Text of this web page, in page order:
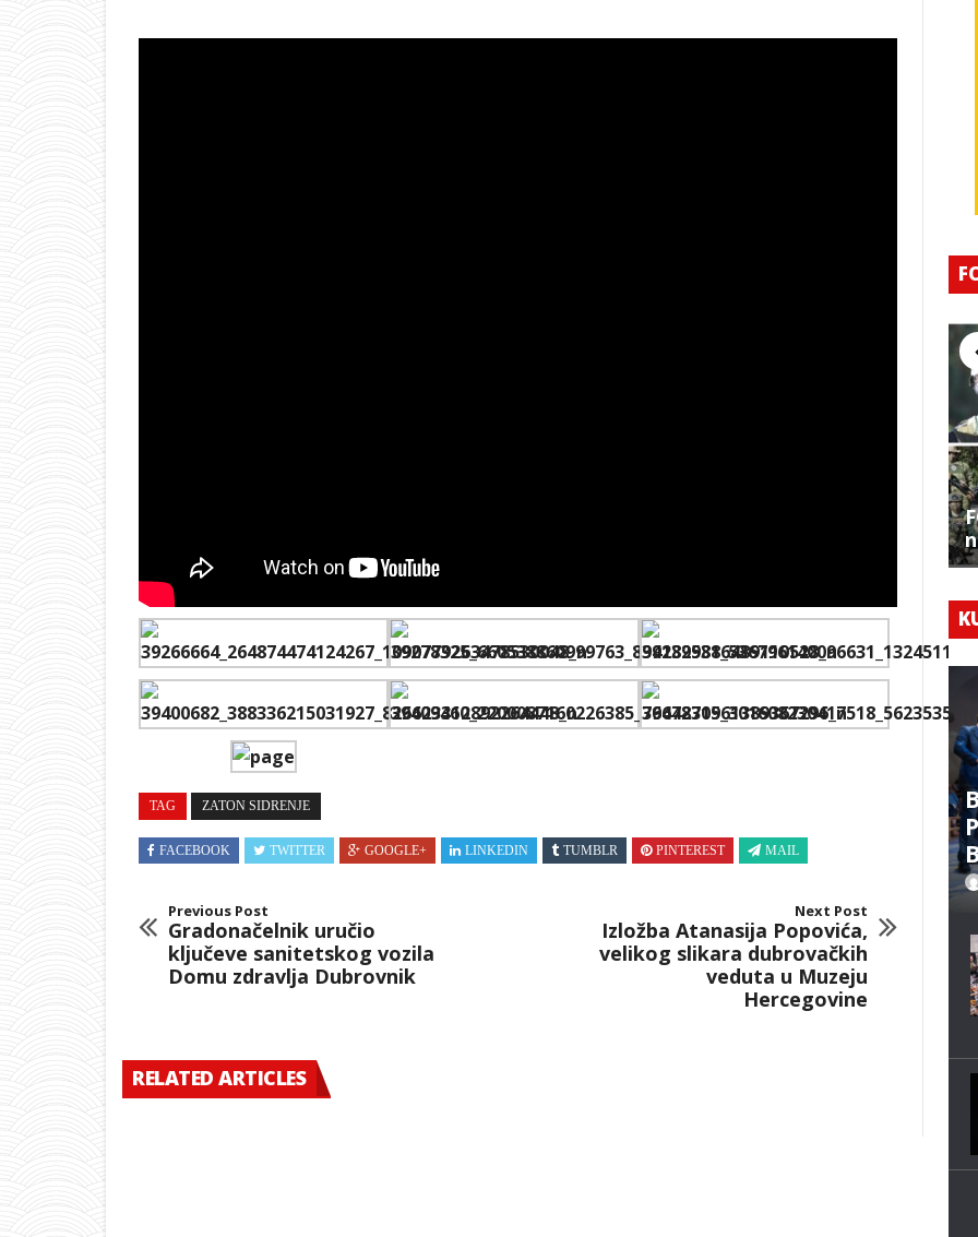
TAG ZATON SIDRENJE
FACEBOOK TWITTER GOOGLE+ LINKEDIN TUMBLR PINTEREST MAIL
Previous Post
Gradonačelnik uručio
ključeve sanitetskog vozila
Domu zdravlja Dubrovnik
Next Post
Izložba Atanasija Popovića,
velikog slikara dubrovačkih
veduta u Muzeju
Hercegovine
RELATED ARTICLES